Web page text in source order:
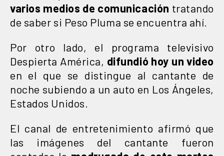
varios medios de comunicación tratando
de saber si Peso Pluma se encuentra ahí.
Por otro lado, el programa televisivo
Despierta América, difundió hoy un video
en el que se distingue al cantante de
noche subiendo a un auto en Los Ángeles,
Estados Unidos.
El canal de entretenimiento afirmó que
las imágenes del cantante fueron